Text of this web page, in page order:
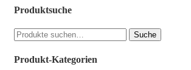
Produktsuche
Suche
nach:
Suche
Produkt-Kategorien